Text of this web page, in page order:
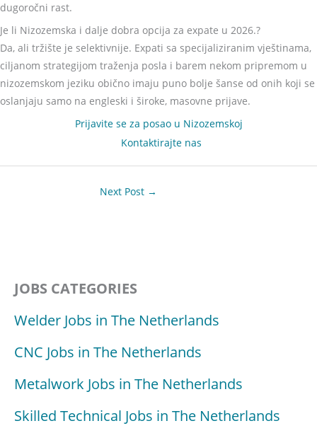
dugoročni rast.
Je li Nizozemska i dalje dobra opcija za expate u 2026.?
Da, ali tržište je selektivnije. Expati sa specijaliziranim vještinama,
ciljanom strategijom traženja posla i barem nekom pripremom u
nizozemskom jeziku obično imaju puno bolje šanse od onih koji se
oslanjaju samo na engleski i široke, masovne prijave.
Prijavite se za posao u Nizozemskoj
Kontaktirajte nas
Next Post →
JOBS CATEGORIES
Welder Jobs in The Netherlands
CNC Jobs in The Netherlands
Metalwork Jobs in The Netherlands
Skilled Technical Jobs in The Netherlands